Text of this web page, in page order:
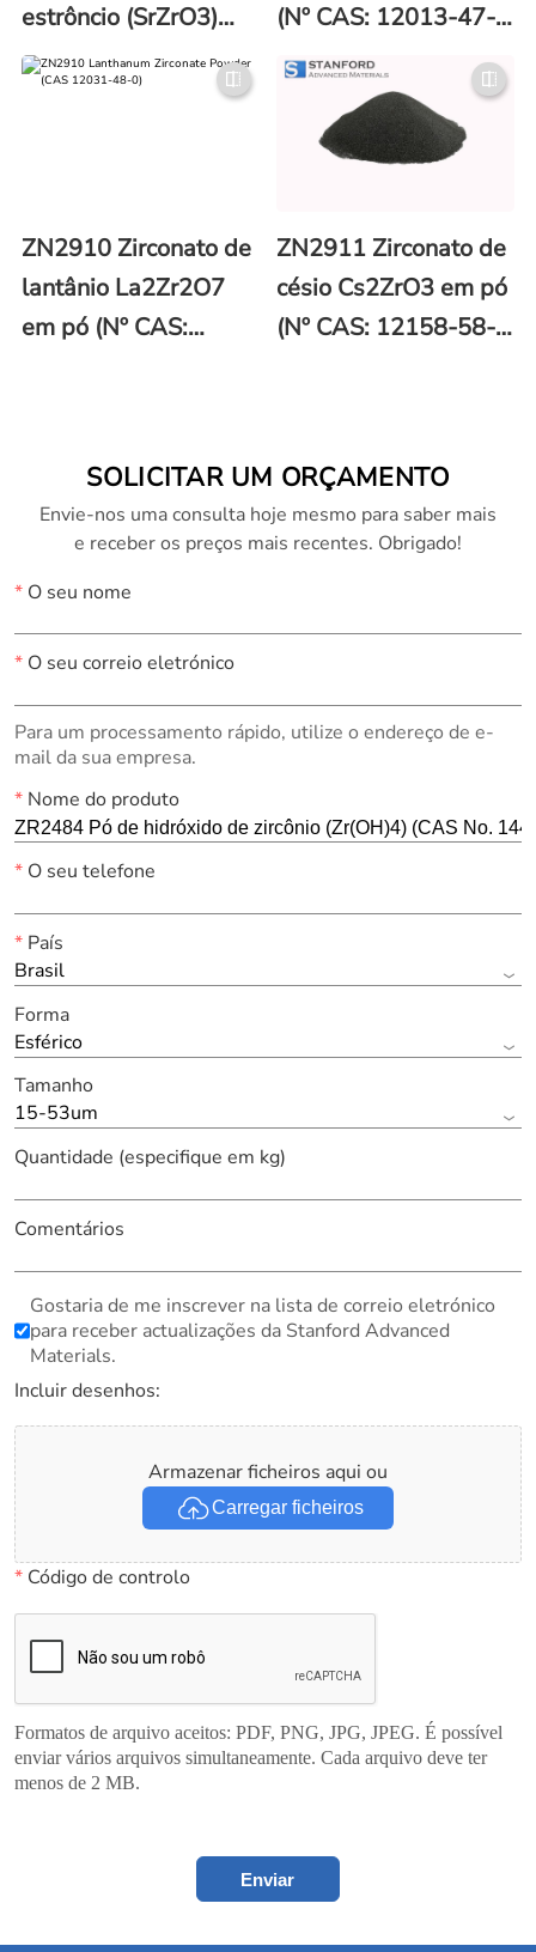
estrôncio (SrZrO3)
(CAS 12036-39-4)
(Nº CAS: 12013-47-
7)
ZN2910 Zirconato de
lantânio La2Zr2O7
em pó (Nº CAS:
ZN2911 Zirconato de
césio Cs2ZrO3 em pó
(Nº CAS: 12158-58-
SOLICITAR UM ORÇAMENTO
Envie-nos uma consulta hoje mesmo para saber mais
e receber os preços mais recentes. Obrigado!
*O seu nome
*O seu correio eletrónico
Para um processamento rápido, utilize o endereço de e-
mail da sua empresa.
*Nome do produto
*O seu telefone
*País
Brasil
Forma
Esférico
Tamanho
15-53um
Quantidade (especifique em kg)
Comentários
Gostaria de me inscrever na lista de correio eletrónico
para receber actualizações da Stanford Advanced
Materials.
Incluir desenhos:
Armazenar ficheiros aqui ou
Carregar ficheiros
*Código de controlo
Formatos de arquivo aceitos: PDF, PNG, JPG, JPEG. É possível
enviar vários arquivos simultaneamente. Cada arquivo deve ter
menos de 2 MB.
Enviar